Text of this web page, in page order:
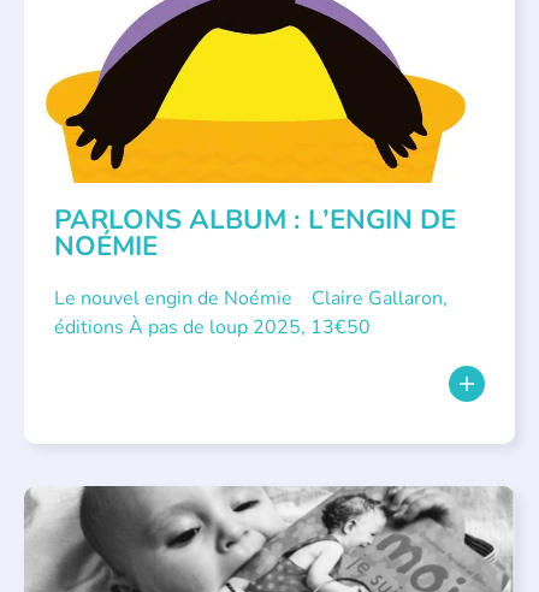
PARLONS ALBUM : L’ENGIN DE
NOÉMIE
Le nouvel engin de Noémie Claire Gallaron,
éditions À pas de loup 2025, 13€50
APPEL À SOUTIEN